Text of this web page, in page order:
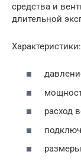
средства и
длительной
Характеристики:
расход